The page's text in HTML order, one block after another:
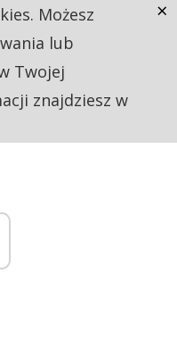
Możesz
lub
Twojej
znajdziesz w
×